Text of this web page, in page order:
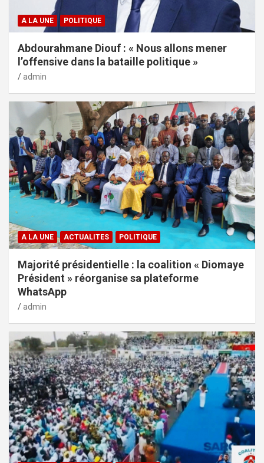
A LA UNE POLITIQUE
Abdourahmane Diouf : « Nous allons mener
l’offensive dans la bataille politique »
admin
A LA UNE ACTUALITES POLITIQUE
Majorité présidentielle : la coalition « Diomaye
Président » réorganise sa plateforme
WhatsApp
admin